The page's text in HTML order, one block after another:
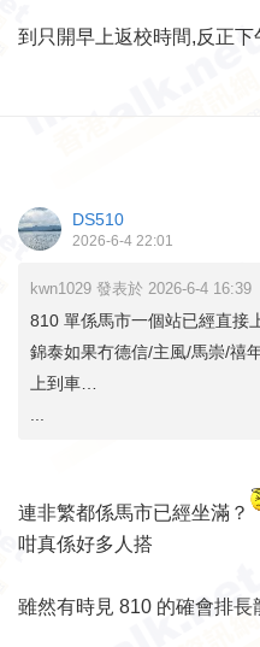
到只開早上返校時間,反正
DS510
2026-6-4 22:01
kwn1029 發表於 2026-6-4 16:39
810 單係馬市一個站已經直接
錦泰如果冇德信/主風/馬崇/禧
上到車…
連非繁都係馬市已經坐滿？
咁真係好多人搭
雖然有時見 810 的確會排長